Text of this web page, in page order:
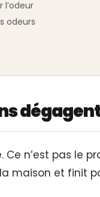
l’odeur
odeurs
n’est pas le
maison et finit